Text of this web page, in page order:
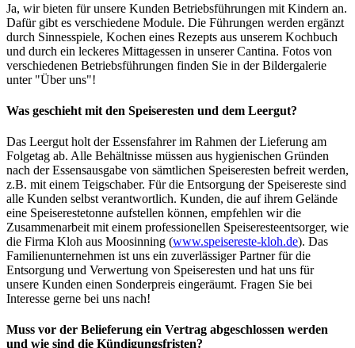
Ja, wir bieten für unsere Kunden Betriebsführungen mit Kindern an.
Dafür gibt es verschiedene Module. Die Führungen werden ergänzt
durch Sinnesspiele, Kochen eines Rezepts aus unserem Kochbuch
und durch ein leckeres Mittagessen in unserer Cantina. Fotos von
verschiedenen Betriebsführungen finden Sie in der Bildergalerie
unter "Über uns"!
Was geschieht mit den Speiseresten und dem Leergut?
Das Leergut holt der Essensfahrer im Rahmen der Lieferung am
Folgetag ab. Alle Behältnisse müssen aus hygienischen Gründen
nach der Essensausgabe von sämtlichen Speiseresten befreit werden,
z.B. mit einem Teigschaber. Für die Entsorgung der Speisereste sind
alle Kunden selbst verantwortlich. Kunden, die auf ihrem Gelände
eine Speiserestetonne aufstellen können, empfehlen wir die
Zusammenarbeit mit einem professionellen Speiseresteentsorger, wie
die Firma Kloh aus Moosinning (www.speisereste-kloh.de). Das
Familienunternehmen ist uns ein zuverlässiger Partner für die
Entsorgung und Verwertung von Speiseresten und hat uns für
unsere Kunden einen Sonderpreis eingeräumt. Fragen Sie bei
Interesse gerne bei uns nach!
Muss vor der Belieferung ein Vertrag abgeschlossen werden
und wie sind die Kündigungsfristen?